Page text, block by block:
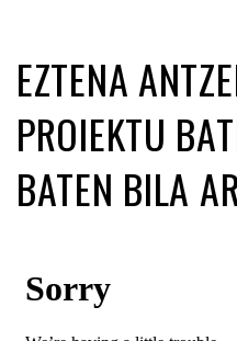
EZTENA
PROIEKTU
BATEN BILA